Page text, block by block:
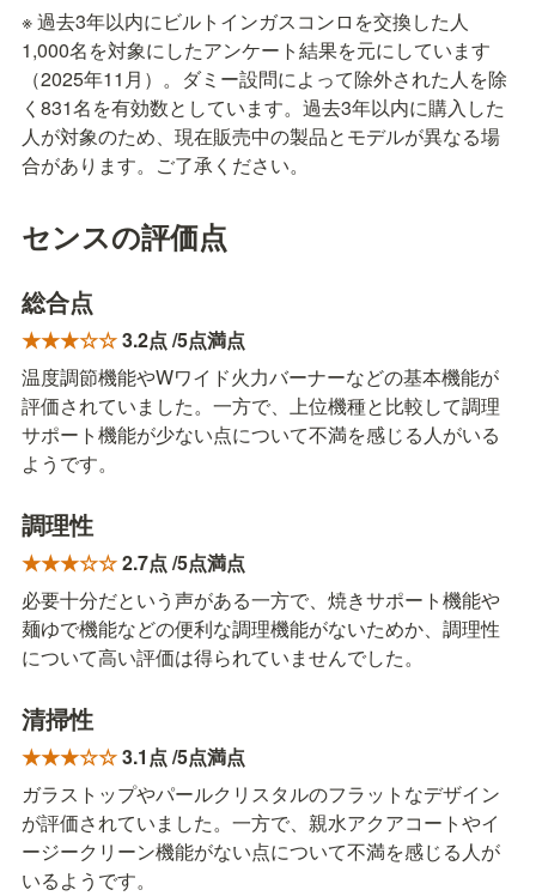
※ 過去3年以内にビルトインガスコンロを交換した人
1,000名を対象にしたアンケート結果を元にしています
（2025年11月）。ダミー設問によって除外された人を除
く831名を有効数としています。過去3年以内に購入した
人が対象のため、現在販売中の製品とモデルが異なる場
合があります。ご了承ください。
センスの評価点
総合点
★★★☆☆ 3.2点 /5点満点
温度調節機能やWワイド火力バーナーなどの基本機能が
評価されていました。一方で、上位機種と比較して調理
サポート機能が少ない点について不満を感じる人がいる
ようです。
調理性
★★★☆☆ 2.7点 /5点満点
必要十分だという声がある一方で、焼きサポート機能や
麺ゆで機能などの便利な調理機能がないためか、調理性
について高い評価は得られていませんでした。
清掃性
★★★☆☆ 3.1点 /5点満点
ガラストップやパールクリスタルのフラットなデザイン
が評価されていました。一方で、親水アクアコートやイ
ージークリーン機能がない点について不満を感じる人が
いるようです。